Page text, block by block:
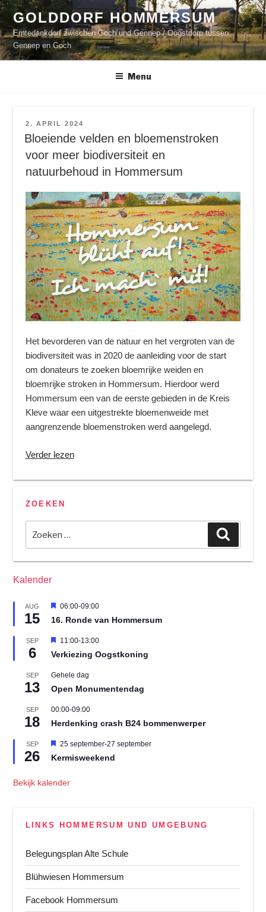
Naar
de
inhoud
springen
GOLDDORF HOMMERSUM
Erntedankdorf zwischen Goch und Gennep / Oogstdorp tussen
Gennep en Goch
Menu
GEPLAATST
OP
2. APRIL 2024
Bloeiende velden en bloemenstroken
voor meer biodiversiteit en
natuurbehoud in Hommersum
Het bevorderen van de natuur en het vergroten van de
biodiversiteit was in 2020 de aanleiding voor de start
om donateurs te zoeken bloemrijke weiden en
bloemrijke stroken in Hommersum. Hierdoor werd
Hommersum een van de eerste gebieden in de Kreis
Kleve waar een uitgestrekte bloemenweide met
aangrenzende bloemenstroken werd aangelegd.
“Bloeiende
en
meer
biodiversiteit
in
Verder lezen
ZOEKEN
naar:
Kalender
AUG
15
U
t
e
l
c
t
06:00-09:00
16. Ronde van Hommersum
SEP
6
U
t
e
l
c
t
11:00-13:00
Verkiezing Oogstkoning
SEP
13
Gehele dag
Open Monumentendag
SEP
18
00:00-09:00
Herdenking crash B24 bommenwerper
SEP
26
U
t
e
t
25 september-27 september
Kermisweekend
Bekijk kalender
LINKS HOMMERSUM UND UMGEBUNG
Belegungsplan Alte Schule
Blühwiesen Hommersum
Facebook Hommersum